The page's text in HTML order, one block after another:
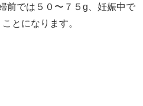
前では５０〜７５g、妊娠中で
とになります。